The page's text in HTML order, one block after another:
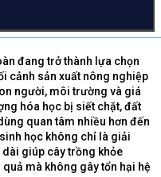
đang trở thành lựa chọn
cảnh sản xuất nông nghiệp
người, môi trường và giá
hóa học bị siết chặt, đất
quan tâm nhiều hơn đến
học không chỉ là giải
giúp cây trồng khỏe
mà không gây tổn hại hệ